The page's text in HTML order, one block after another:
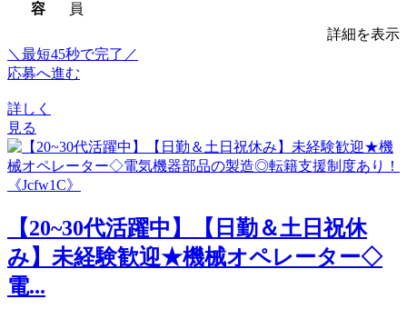
容
員
詳細を表示
＼最短45秒で完了／
応募へ進む
詳しく
見る
【20~30代活躍中】【日勤＆土日祝休
み】未経験歓迎★機械オペレーター◇
電...